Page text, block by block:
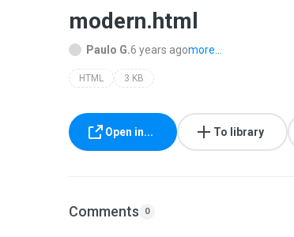
modern.html
Paulo G.6 years agomore...
HTML 3 KB
Open in... To library
Comments 0